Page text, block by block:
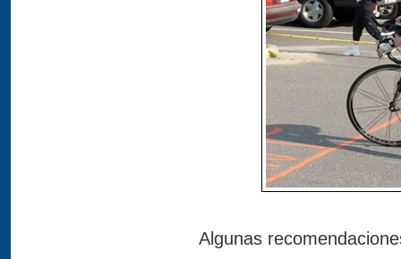
Algunas